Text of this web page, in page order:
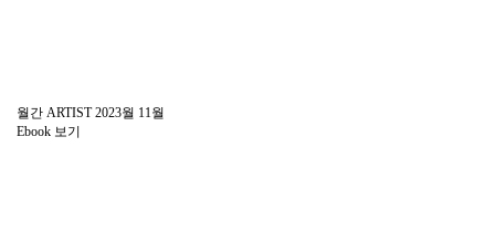
월간 ARTIST 2023월 11월
Ebook 보기